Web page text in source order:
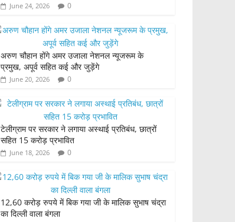
June 24, 2026 0
अरुण चौहान होंगे अमर उजाला नेशनल न्यूजरूम के
प्रमुख, अपूर्व सहित कई और जुड़ेंगे
June 20, 2026 0
टेलीग्राम पर सरकार ने लगाया अस्थाई प्रतिबंध, छात्रों
सहित 15 करोड़ प्रभावित
June 18, 2026 0
12,60 करोड़ रुपये में बिक गया जी के मालिक सुभाष चंद्रा
का दिल्ली वाला बंगला